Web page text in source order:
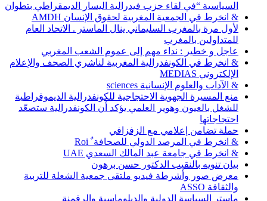
السياسية “في لقاء حزب فيدرالية اليسار الديمقراطي بتطوان
& انخرط في الجمعية المغربية لحقوق الإنسان AMDH
لأول مرة بالمغرب السليماني ينال الماستر . الاتحاد العام
للمتداولين بالمغرب
عاجل و خطير : نداء مهم إلى عموم الشعب المغربي
& انخرط في الكونفدرالية المغربية لناشري الصحف والإعلام
الإلكتروني MEDIAS
& الآداب والعلوم الإنسانية sciences
منع المسيرة الجهوية الاحتجاجية للكونفدرالية الديموقراطية
للشغل بالعيون وهوير العلمي يؤكد أن الكونفدرالية ستصعّد
احتجاجاتها
حملة تضامن إعلامي مع الزفزافي
& انخرط في المرصد الدولي للصحافة ٌ Roi
& انخرط في جامعة عبد المالك السعدي UAE
بيان تنويه بالنقيب الدكتور حسن برهون
معرض صور وأشرطة فيديو ملتقى جمعية الشعلة للتربية
والثقافة ASSO
ماستر السياسة الدولية والدبلوماسية والرقمنة